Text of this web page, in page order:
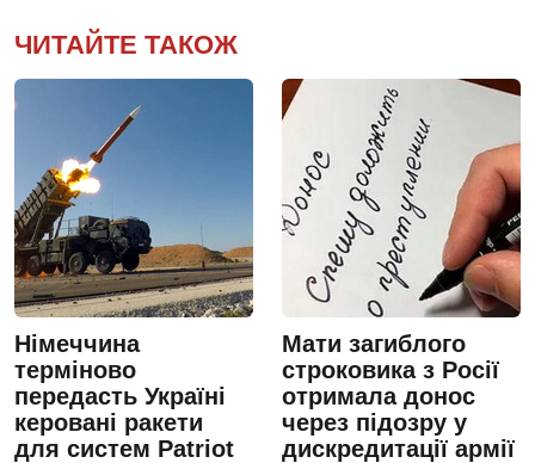
ЧИТАЙТЕ ТАКОЖ
Німеччина
терміново
передасть Україні
керовані ракети
для систем Patriot
Мати загиблого
строковика з Росії
отримала донос
через підозру у
дискредитації армії